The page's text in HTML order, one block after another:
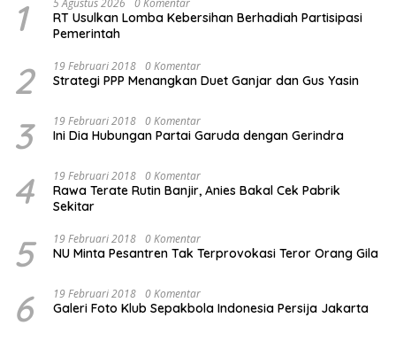
1 5 Agustus 2026 0 Komentar
RT Usulkan Lomba Kebersihan Berhadiah Partisipasi
Pemerintah
2 19 Februari 2018 0 Komentar
Strategi PPP Menangkan Duet Ganjar dan Gus Yasin
3 19 Februari 2018 0 Komentar
Ini Dia Hubungan Partai Garuda dengan Gerindra
4 19 Februari 2018 0 Komentar
Rawa Terate Rutin Banjir, Anies Bakal Cek Pabrik
Sekitar
5 19 Februari 2018 0 Komentar
NU Minta Pesantren Tak Terprovokasi Teror Orang Gila
6 19 Februari 2018 0 Komentar
Galeri Foto Klub Sepakbola Indonesia Persija Jakarta